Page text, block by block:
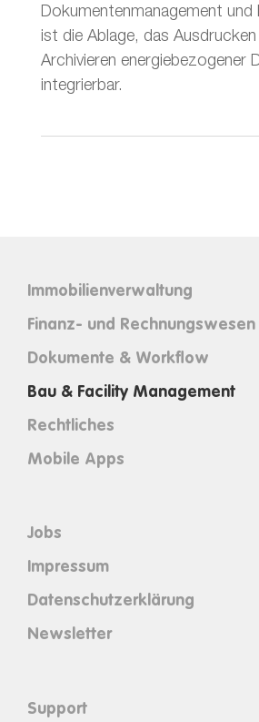
Dokumentenmanagement
ist die Ablage, das
Archivieren energiebezogener
integrierbar.
Immobilienverwaltung
Finanz- und Rechnungswesen
Dokumente & Workflow
Bau & Facility Management
Rechtliches
Mobile Apps
Jobs
Impressum
Datenschutzerklärung
Newsletter
Support